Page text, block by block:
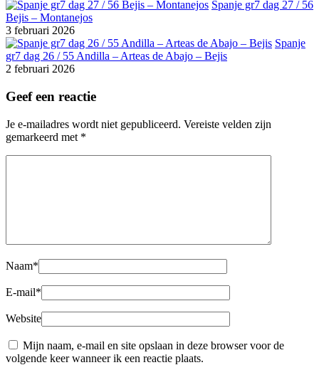
Spanje gr7 dag 27 / 56
Bejis – Montanejos
3 februari 2026
Spanje
gr7 dag 26 / 55 Andilla – Arteas de Abajo – Bejis
2 februari 2026
Geef een reactie
Je e-mailadres wordt niet gepubliceerd. Vereiste velden zijn
gemarkeerd met *
Naam*
E-mail*
Website
Mijn naam, e-mail en site opslaan in deze browser voor de
volgende keer wanneer ik een reactie plaats.